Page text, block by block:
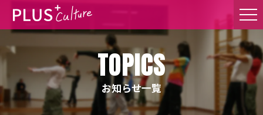
TOPICS
お知らせ一覧